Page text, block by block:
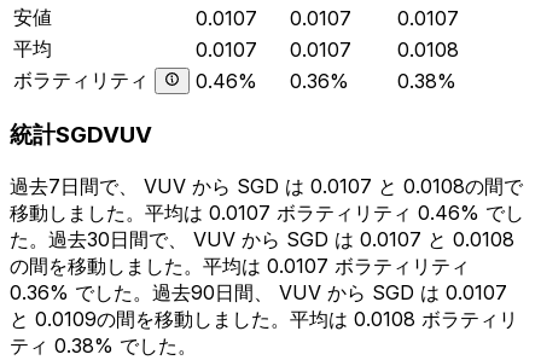
安値
0.0107 0.0107
0.0107
平均
0.0107 0.0107
0.0108
ボラティリティ
0.46% 0.36% 0.38%
統計SGDVUV
過去7日間で、 VUV から SGD は 0.0107 と 0.0108の間で
移動しました。平均は 0.0107 ボラティリティ 0.46% でし
た。過去30日間で、 VUV から SGD は 0.0107 と 0.0108
の間を移動しました。平均は 0.0107 ボラティリティ
0.36% でした。過去90日間、 VUV から SGD は 0.0107
と 0.0109の間を移動しました。平均は 0.0108 ボラティリ
ティ 0.38% でした。